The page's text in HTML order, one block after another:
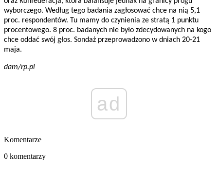
wyborczego. Według tego badania zagłosować chce na nią 5,1
proc. respondentów. Tu mamy do czynienia ze stratą 1 punktu
procentowego. 8 proc. badanych nie było zdecydowanych na kogo
chce oddać swój głos. Sondaż przeprowadzono w dniach 20-21
maja.
dam/rp.pl
ad
Komentarze
0 komentarzy